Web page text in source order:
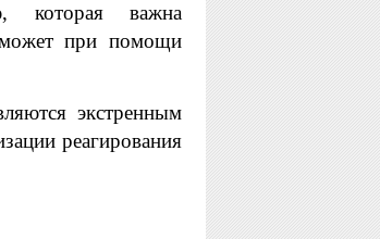
которая важна
может при помощи
экстренным
реагирования